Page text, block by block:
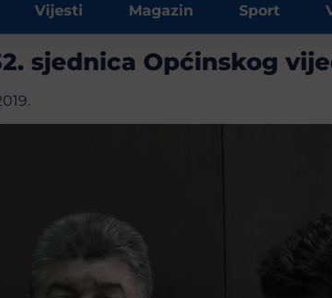
Vijesti Magazin Sport
sjednica Općinskog